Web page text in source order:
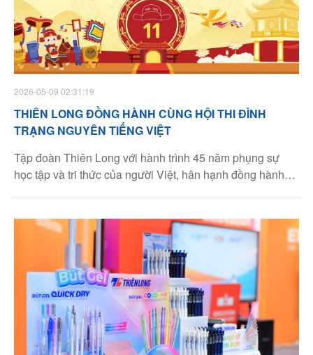
2026-05-09 02:31:19
THIÊN LONG ĐỒNG HÀNH CÙNG HỘI THI ĐÌNH
TRẠNG NGUYÊN TIẾNG VIỆT
Tập đoàn Thiên Long với hành trình 45 năm phụng sự
học tập và tri thức của người Việt, hân hạnh đồng hành
hiền tài - Viết tiếp tương lai.